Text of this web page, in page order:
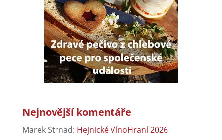
Nejnovější komentáře
Marek Strnad: Hejnické VínoHraní 2026